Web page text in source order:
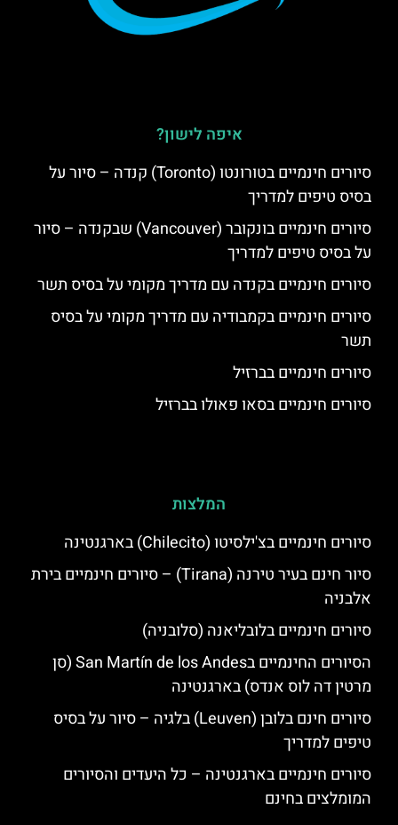
איפה לישון?
סיורים חינמיים בטורונטו (Toronto) קנדה – סיור על
בסיס טיפים למדריך
סיורים חינמיים בונקובר (Vancouver) שבקנדה – סיור
על בסיס טיפים למדריך
סיורים חינמיים בקנדה עם מדריך מקומי על בסיס תשר
סיורים חינמיים בקמבודיה עם מדריך מקומי על בסיס
תשר
סיורים חינמיים בברזיל
סיורים חינמיים בסאו פאולו בברזיל
המלצות
סיורים חינמיים בצ'ילסיטו (Chilecito) בארגנטינה
סיור חינם בעיר טירנה (Tirana) – סיורים חינמיים בירת
אלבניה
סיורים חינמיים בלובליאנה (סלובניה)
הסיורים החינמיים בSan Martín de los Andes (סן
מרטין דה לוס אנדס) בארגנטינה
סיורים חינם בלובן (Leuven) בלגיה – סיור על בסיס
טיפים למדריך
סיורים חינמיים בארגנטינה – כל היעדים והסיורים
המומלצים בחינם